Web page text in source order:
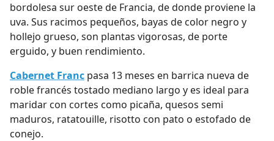
bordolesa sur oeste de Francia, de donde proviene la
uva. Sus racimos pequeños, bayas de color negro y
hollejo grueso, son plantas vigorosas, de porte
erguido, y buen rendimiento.
Cabernet Franc pasa 13 meses en barrica nueva de
roble francés tostado mediano largo y es ideal para
maridar con cortes como picaña, quesos semi
maduros, ratatouille, risotto con pato o estofado de
conejo.